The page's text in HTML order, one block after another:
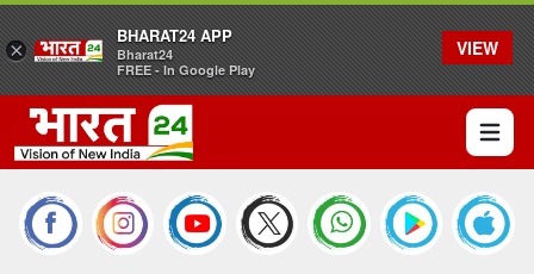
Open
×
BHARAT24 APP
Bharat24
FREE - In Google Play
VIEW